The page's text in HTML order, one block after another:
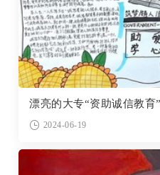
漂亮的大专“资助诚信教育
2024-06-19